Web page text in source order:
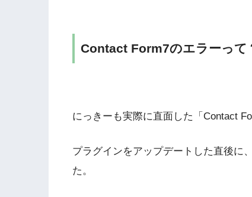
Contact Form7のエラーって
にっきーも実際に直面した「Contact
プラグインをアップデートした直後に
た。